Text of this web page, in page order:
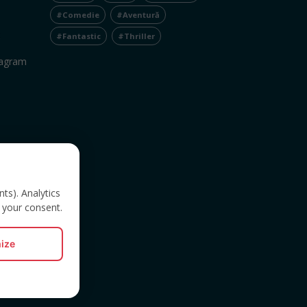
#Comedie #Aventură
#Fantastic #Thriller
Analytics
consent.